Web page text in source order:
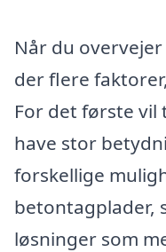
Når du
der flere
For det første vil
have stor
forskellige
betontagplader,
løsninger som